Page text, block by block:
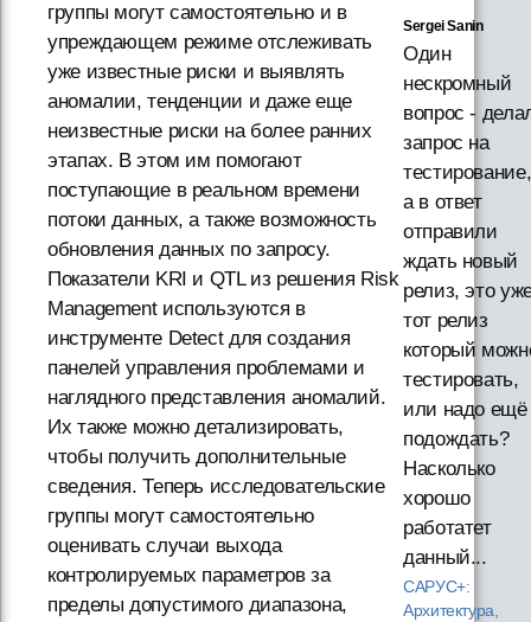
группы могут самостоятельно и в
упреждающем режиме отслеживать
уже известные риски и выявлять
аномалии, тенденции и даже еще
неизвестные риски на более ранних
этапах. В этом им помогают
поступающие в реальном времени
потоки данных, а также возможность
обновления данных по запросу.
Показатели KRI и QTL из решения Risk
Management используются в
инструменте Detect для создания
панелей управления проблемами и
наглядного представления аномалий.
Их также можно детализировать,
чтобы получить дополнительные
сведения. Теперь исследовательские
группы могут самостоятельно
оценивать случаи выхода
контролируемых параметров за
пределы допустимого диапазона,
Sergei Sanin
Один
нескромный
вопрос -
запрос на
тестирование,
а в ответ
отправили
ждать новый
релиз, это
тот релиз
который
тестировать,
или надо ещё
подождать?
Насколько
хорошо
работатет
данный...
САРУС+:
Архитектура,